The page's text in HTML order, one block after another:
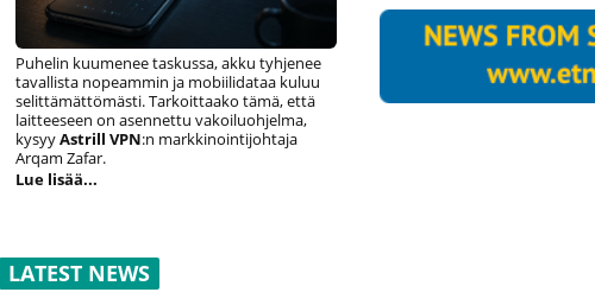
Puhelin kuumenee taskussa, akku tyhjenee
tavallista nopeammin ja mobiilidataa kuluu
selittämättömästi. Tarkoittaako tämä, että
laitteeseen on asennettu vakoiluohjelma,
kysyyAstrill VPN:n markkinointijohtaja
Arqam Zafar.
Lue lisää...
LATEST NEWS